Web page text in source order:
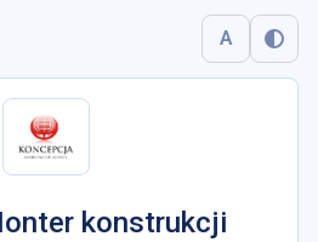
A
konstrukcji